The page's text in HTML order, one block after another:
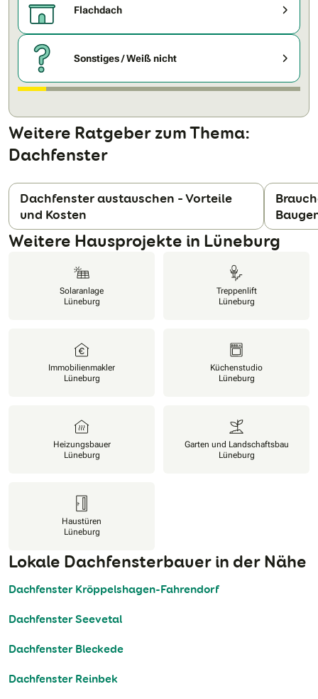
Flachdach
Sonstiges / Weiß nicht
Weitere Ratgeber zum Thema:
Dachfenster
Dachfenster austauschen – Vorteile
und Kosten
Weitere Hausprojekte in Lüneburg
Solaranlage
Lüneburg
Treppenlift
Lüneburg
Immobilienmakler
Lüneburg
Küchenstudio
Lüneburg
Heizungsbauer
Lüneburg
Garten und Landschaftsbau
Lüneburg
Haustüren
Lüneburg
Lokale Dachfensterbauer in der Nähe
Dachfenster Kröppelshagen-Fahrendorf
Dachfenster Seevetal
Dachfenster Bleckede
Dachfenster Reinbek